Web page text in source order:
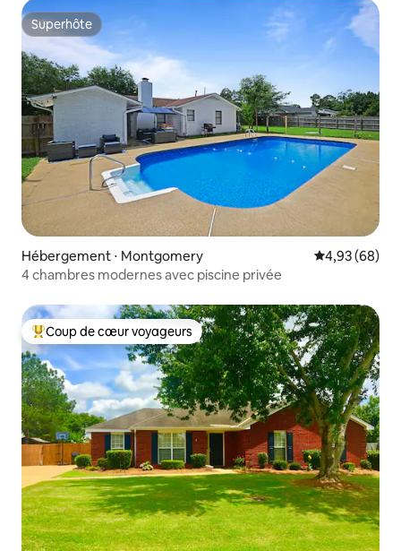
Superhôte
Superhôte
Hébergement ⋅ Montgomery Évaluation
4,93 (68)
4 chambres modernes avec piscine privée
Coups de cœur voyageurs les plus appréciés
Coup de cœur voyageurs